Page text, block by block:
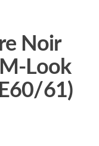
Noir
Look
61)